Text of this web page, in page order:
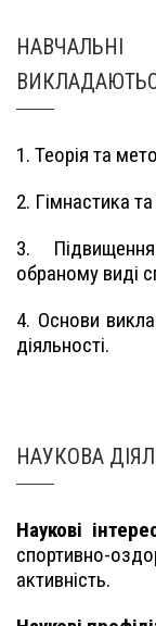
1. Теорія та
2. Гімнастика
3.
обраному виді
4. Основи
діяльності.
НАУКОВА
Наукові
спортивно-
активність.